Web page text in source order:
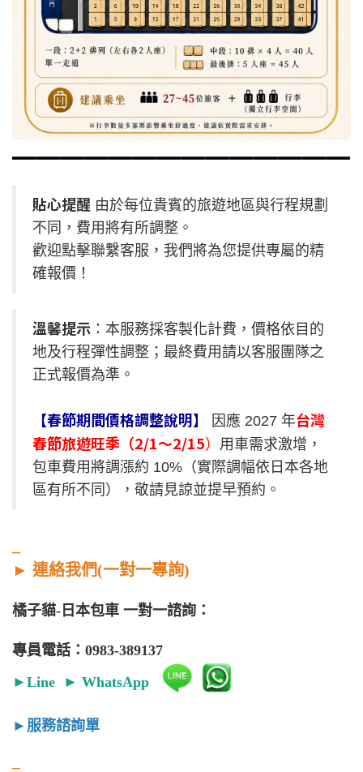
貼心提醒 由於每位貴賓的旅遊地區與行程規劃
不同，費用將有所調整。
歡迎點擊聯繫客服，我們將為您提供專屬的精
確報價！
溫馨提示 ：本服務採客製化計費，價格依目的
地及行程彈性調整；最終費用請以客服團隊之
正式報價為準。
【春節期間價格調整說明】 因應 2027 年台灣
春節旅遊旺季（2/1～2/15） 用車需求激增，
包車費用將調漲約 10%（實際調幅依日本各地
區有所不同），敬請見諒並提早預約。
► 連絡我們(一對一專詢)
橘子貓-日本包車 一對一諮詢：
專員電話：0983-389137
► Line ► WhatsApp
► 服務諮詢單